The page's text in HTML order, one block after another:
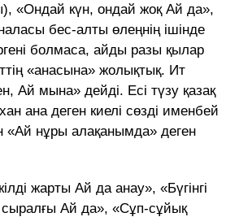
«Ондай күн, ондай жоқ Ай да»,
бес-алты өлеңнің ішінде
болмаса, айды разы қылар
«анасына» жолықтық. Ит
Ай мына» дейді. Есі түзу қазақ
ана деген киелі сөзді именбей
«Ай нұры алақанымда» деген
жарты Ай да анау», «Бүгінгі
сыралғы Ай да», «Сұп-сұйық